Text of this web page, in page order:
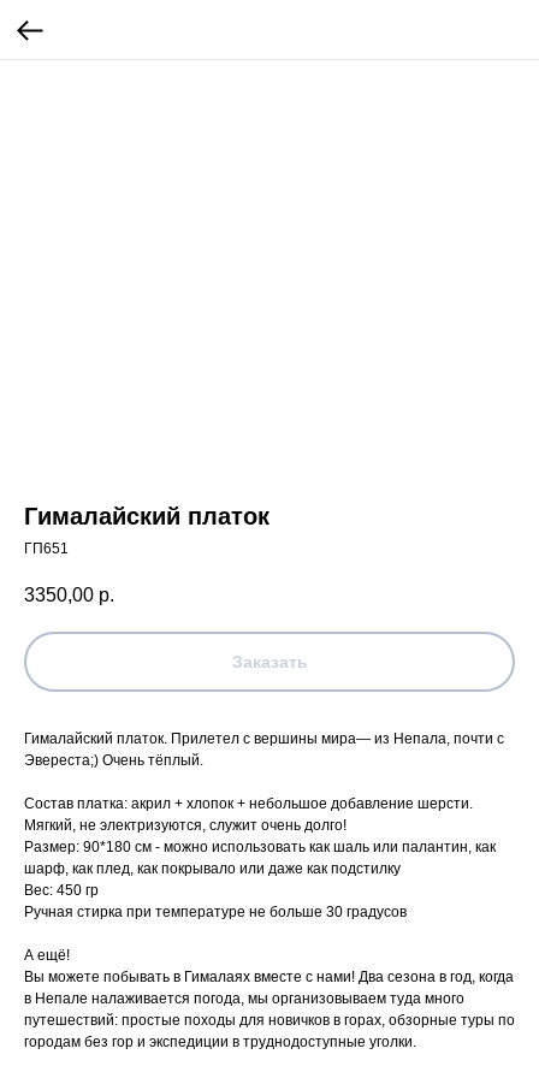
Гималайский платок
ГП651
3350,00 р.
Заказать
Гималайский платок. Прилетел с вершины мира— из Непала, почти с
Эвереста;) Очень тёплый.
Состав платка: акрил + хлопок + небольшое добавление шерсти.
Мягкий, не электризуются, служит очень долго!
Размер: 90*180 см - можно использовать как шаль или палантин, как
шарф, как плед, как покрывало или даже как подстилку
Вес: 450 гр
Ручная стирка при температуре не больше 30 градусов
А ещё!
Вы можете побывать в Гималаях вместе с нами! Два сезона в год, когда
в Непале налаживается погода, мы организовываем туда много
путешествий: простые походы для новичков в горах, обзорные туры по
городам без гор и экспедиции в труднодоступные уголки.